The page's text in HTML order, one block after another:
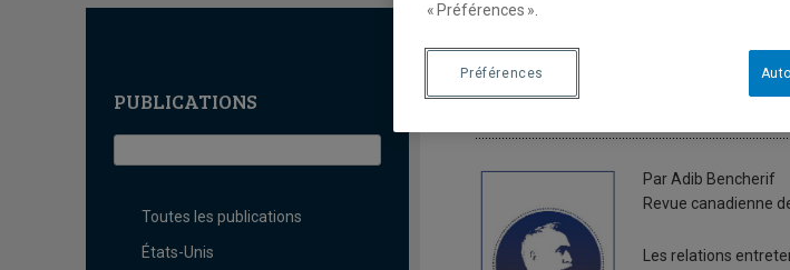
PUBLICATIONS
Toutes les publications
États-Unis
Pour une (re-
Par Adib Bencherif
Revue canadienne
Les relations
« Préférences ».
Préférences